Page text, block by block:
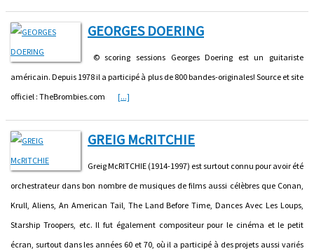
GEORGES DOERING
© scoring sessions Georges Doering est un guitariste
américain. Depuis 1978 il a participé à plus de 800 bandes-originales! Source et site
officiel : TheBrombies.com [...]
GREIG McRITCHIE
Greig McRITCHIE (1914-1997) est surtout connu pour avoir été
orchestrateur dans bon nombre de musiques de films aussi célèbres que Conan,
Krull, Aliens, An American Tail, The Land Before Time, Dances Avec Les Loups,
Starship Troopers, etc. Il fut également compositeur pour le cinéma et le petit
écran, surtout dans les années 60 et 70, où il a participé à des projets aussi variés